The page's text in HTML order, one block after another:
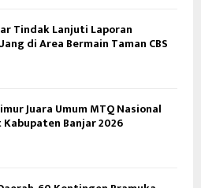
Tindak Lanjuti Laporan
di Area Bermain Taman CBS
Juara Umum MTQ Nasional
Banjar 2026